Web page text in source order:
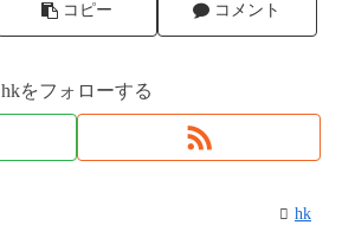
コピー コメント
hkをフォローする
hk